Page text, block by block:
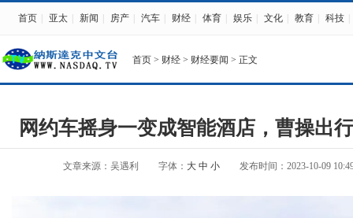
首页 亚太 新闻 房产 汽车 财经 体育 娱乐 文化 教育 科技
首页 > 财经 > 财经要闻 > 正文
网约车摇身一变成智能酒店，曹操出
文章来源：吴遇利 字体： 大 中 小 发布时间：2023-10-09